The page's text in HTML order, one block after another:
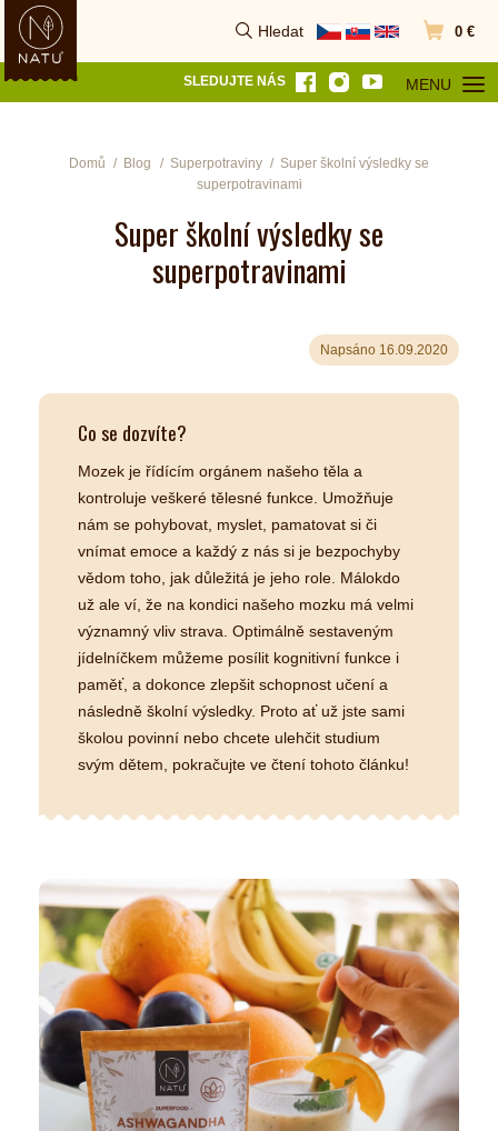
Hledat
Vyhledat Přejít do
0 €
SLEDUJTE NÁS MENU
OTEVŘÍT
Domů Blog Superpotraviny
Super školní výsledky se
superpotravinami
Super školní výsledky se
superpotravinami
Napsáno 16.09.2020
Co se dozvíte?
Mozek je řídícím orgánem našeho těla a
kontroluje veškeré tělesné funkce. Umožňuje
nám se pohybovat, myslet, pamatovat si či
vnímat emoce a každý z nás si je bezpochyby
vědom toho, jak důležitá je jeho role. Málokdo
už ale ví, že na kondici našeho mozku má velmi
významný vliv strava. Optimálně sestaveným
jídelníčkem můžeme posílit kognitivní funkce i
paměť, a dokonce zlepšit schopnost učení a
následně školní výsledky. Proto ať už jste sami
školou povinní nebo chcete ulehčit studium
svým dětem, pokračujte ve čtení tohoto článku!